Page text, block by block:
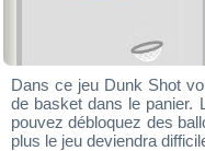
Dans ce jeu Dunk Shot
de basket dans le panier.
pouvez débloquez des
plus le jeu deviendra